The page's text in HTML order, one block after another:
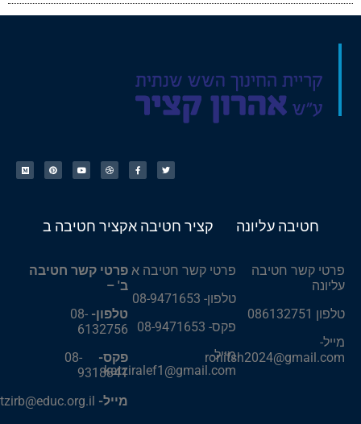
חטיבה עליונה
פרטי קשר חטיבה
עליונה
טלפון 086132751
מייל-
ronitsh2024@gmail.com
קציר חטיבה א
פרטי קשר חטיבה א
טלפון- 08-9471653
פקס- 08-9471653
מייל-
katziralef1@gmail.com
קציר חטיבה ב
פרטי קשר חטיבה
ב' –
טלפון- 08-
6132756
פקס-
08-
9318841
מייל-katzirb@educ.org.il